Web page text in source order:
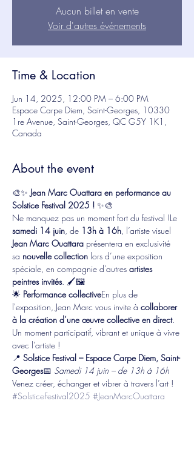
Aucun billet en vente
Voir d'autres événements
Time & Location
Jun 14, 2025, 12:00 PM – 6:00 PM
Espace Carpe Diem, Saint-Georges, 10330
1re Avenue, Saint-Georges, QC G5Y 1K1,
Canada
About the event
🎨✨ Jean Marc Ouattara en performance au
Solstice Festival 2025 ! ✨🎨
Ne manquez pas un moment fort du festival !Le
samedi 14 juin, de 13h à 16h, l’artiste visuel
Jean Marc Ouattara présentera en exclusivité
sa nouvelle collection lors d’une exposition
spéciale, en compagnie d’autres artistes
peintres invités. 🖌️🖼️
🌟 Performance collectiveEn plus de
l'exposition, Jean Marc vous invite à collaborer
à la création d’une œuvre collective en direct.
Un moment participatif, vibrant et unique à vivre
avec l’artiste !
📍 Solstice Festival – Espace Carpe Diem, Saint-
Georges📅 Samedi 14 juin – de 13h à 16h
Venez créer, échanger et vibrer à travers l’art !
#SolsticeFestival2025 #JeanMarcOuattara